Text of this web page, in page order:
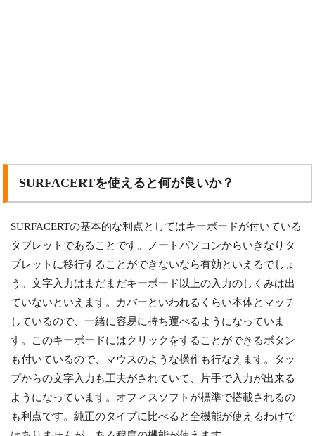
SURFACERTを使えると何が良いか？
SURFACERTの基本的な利点としてはキーボードが付いている
タブレットであることです。ノートパソコンからいきなりタ
ブレットに移行することができないなら有効といえるでしょ
う。文字入力はまだまだキーボード以上の入力のしくみは出
ていないといえます。カバーといわれるくらい本体とマッチ
しているので、一緒に容易に持ち運べるようになっていま
す。このキーボードにはクリックをすることができるボタン
も付いているので、マウスのような操作も行なえます。タッ
プからの文字入力も工夫がされていて、片手で入力が出来る
ようになっています。オフィスソフトが標準で搭載されるの
も利点です。純正のタイプに比べると全機能が使えるわけで